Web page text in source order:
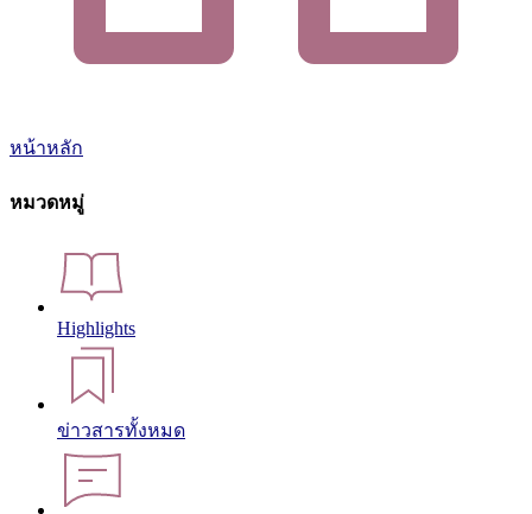
หน้าหลัก
หมวดหมู่
Highlights
ข่าวสารทั้งหมด